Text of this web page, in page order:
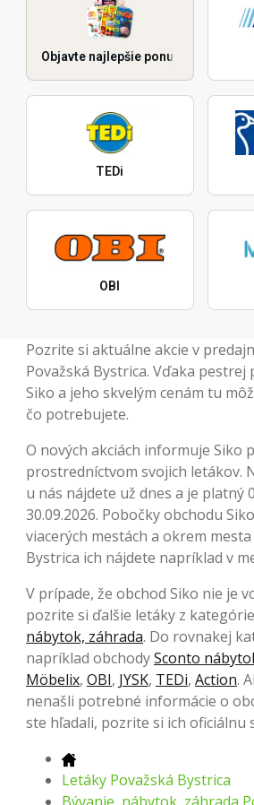
Objavte najlepšie ponuky
TEDi
OBI
Pozrite si aktuálne akcie v
Považská Bystrica. Vďaka
Siko a jeho skvelým cenám tu
čo potrebujete.
O nových akciách informuje Siko
prostredníctvom svojich letákov.
u nás nájdete už dnes a je platný
30.09.2026. Pobočky obchodu
viacerých mestách a okrem
Bystrica ich nájdete napríklad v
V prípade, že obchod Siko nie je
pozrite si ďalšie letáky z kategórie
nábytok, záhrada. Do rovnakej
napríklad obchodySconto
Möbelix, OBI, JYSK, TEDi, Action.
nenašli potrebné informácie o
ste hľadali, pozrite si ich oficiálnu
Letáky Považská Bystrica